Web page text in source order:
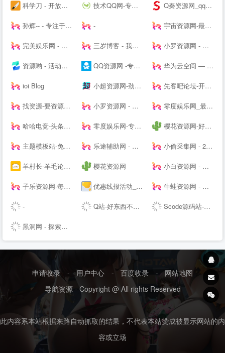
科学刀 - 开放交流，共享精神，走进科学刀论坛 技术QQ网-专注QQ及微信红包活动_QQ新闻资讯_QQ软件下载 Q秦资源网_qq技术网_古圣资源网_乔合软件库_爱收集资源网_qq业务乐园_小刀娱乐网_qq资源网_流氓资源网_qq教程网-好东西不私藏我们专注分享
孙辉-- - 专注于各种焊接设备、电动缸营销和焊接技术分享交流-后花园笔记 - 宇宙资源网-最新副业项目推荐-网络赚钱课程分享-创业商机-新媒体运营-资源整合-创业项目
完美娱乐网 - 免费活动福利等分享平台 三岁博客 - 我的世界只有你懂 小罗资源网 - 全网最精免费优质资源,活动线报,实用软件,技术教程等内容
资源哟 - 活动、软件、教程 - 综合资源聚合平台 QQ资源网 -专注分享网络优质资源 华为云空间 — 存于云间，尽享精彩
ioi Blog 小超资源网-劲爆游戏辅助网_我爱辅助网_专注分享绿色软件 先客吧论坛-开放交流-极致分享
找资源-要资源就上找资源|专业提供,免费资源,活动资源,源码资源,励志打造全网最好最全的资源大全- 小罗资源网 - 全网最精免费优质资源,软件,技术等分享 零度娱乐网_最专业的资源收集分享平台_破解软件教程源码分享|易语言源码|线报乐园|最专业的技术网站|最新QQ资讯
哈哈电竞-头条快讯网，综合商业资讯报道 零度娱乐网-专注绿色软件与网络技术分享 樱花资源网-好资源不私藏!大家一起分享!
主题模板站-免费模板,免费源码,PHP源码,网站模板,插件软件资源分享平台! 乐途辅助网 - 我爱辅助网_678辅助网-找辅助上乐途-最大游戏辅助网-热门辅助资源网 小偷采集网 - 24H实时更新全网资源专注网络资源快速收集和查询
羊村长-羊毛论坛，开放交流，共享精神，让你的钱包鼓起来！ - Powered by Discuz! 樱花资源网 小白资源网 - 专业免费分享QQ技术资源，优质教程,辅助,QQ技术,以及其他日常信息,好货不私藏!
子乐资源网-每日资源分享,活动线报,技术教程,网站源码,汇聚全网最新最热的资源网! 优惠线报活动_每日一手福利线报活动_优惠券领取app-线报惠社区 牛蛙资源网 - 只为资源而生,分享永无止境
- Q站-好东西不私藏 乐于分享-关注QQ最新动态,掌握QQ第一资讯,分享最具价值内容 Scode源码站-网站源码|站长资讯|站长源码|站长工具|游戏源码|SEO教程|建站教程|SCODE1.COM
黑洞网 - 探索实时资讯以及技术资源的站长之家，属于你的IT天空☁️
申请收录 - 用户中心 - 百度收录 -
网站地图
导航资源 - Copyright @ All rights Reserved
此内容系本站根据来路自动抓取的结果，不代表本站赞成被显示网站的内
容或立场